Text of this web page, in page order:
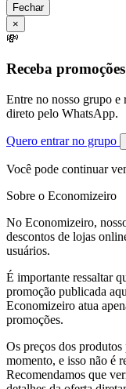
Fechar
×
💸
Receba
Entre no nosso grupo e
direto pelo WhatsApp.
Quero entrar no grupo
Você pode continuar
Sobre o Economizeiro
No Economizeiro,
descontos de lojas
usuários.
É importante ressaltar
promoção publicada
Economizeiro atua
promoções.
Os preços dos
momento, e isso não é
Recomendamos que